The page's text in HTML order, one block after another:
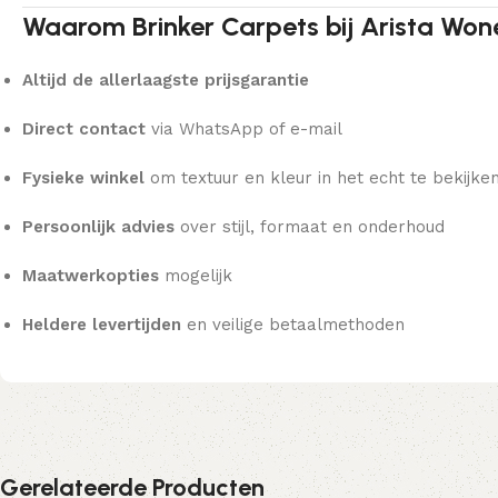
Waarom Brinker Carpets bij Arista
Altijd de allerlaagste prijsgarantie
Direct contact via WhatsApp of e-mail
Fysieke winkel om textuur en kleur in het echt te
Persoonlijk advies over stijl, formaat en onderhoud
Maatwerkopties mogelijk
Heldere levertijden en veilige betaalmethoden
Gerelateerde Producten